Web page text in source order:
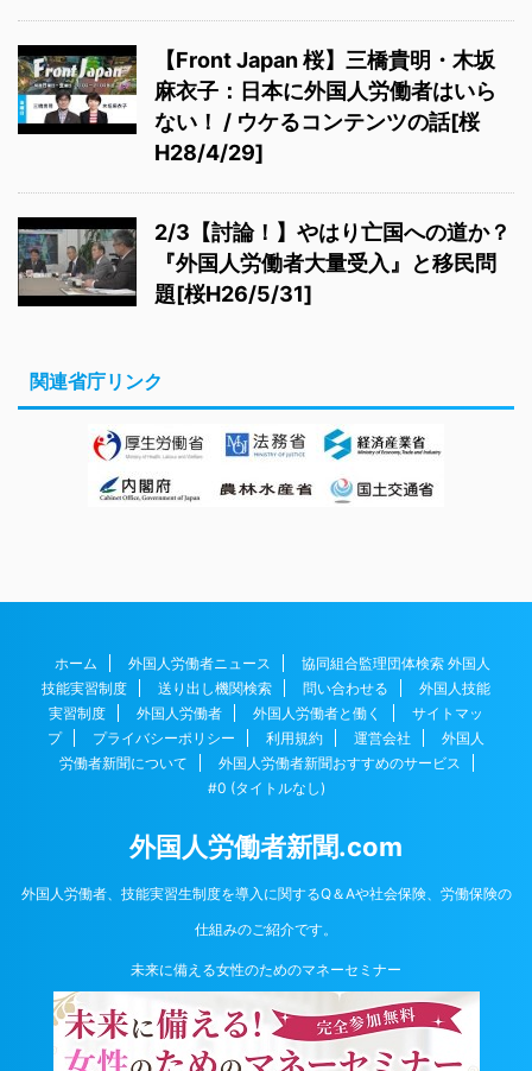
【Front Japan 桜】三橋貴明・木坂
麻衣子：日本に外国人労働者はいら
ない！ / ウケるコンテンツの話[桜
H28/4/29]
2/3【討論！】やはり亡国への道か？
『外国人労働者大量受入』と移民問
題[桜H26/5/31]
関連省庁リンク
ホーム 外国人労働者ニュース
協同組合監理団体検索 外国人
技能実習制度
送り出し機関検索 問い合わせる
外国人技能
実習制度
外国人労働者 外国人労働者と働く
サイトマッ
プ
プライバシーポリシー 利用規約 運営会社
外国人
労働者新聞について
外国人労働者新聞おすすめのサービス
#0 (タイトルなし)
外国人労働者新聞.com
外国人労働者、技能実習生制度を導入に関するQ＆Aや社会保険、労働保険の
仕組みのご紹介です。
未来に備える女性のためのマネーセミナー